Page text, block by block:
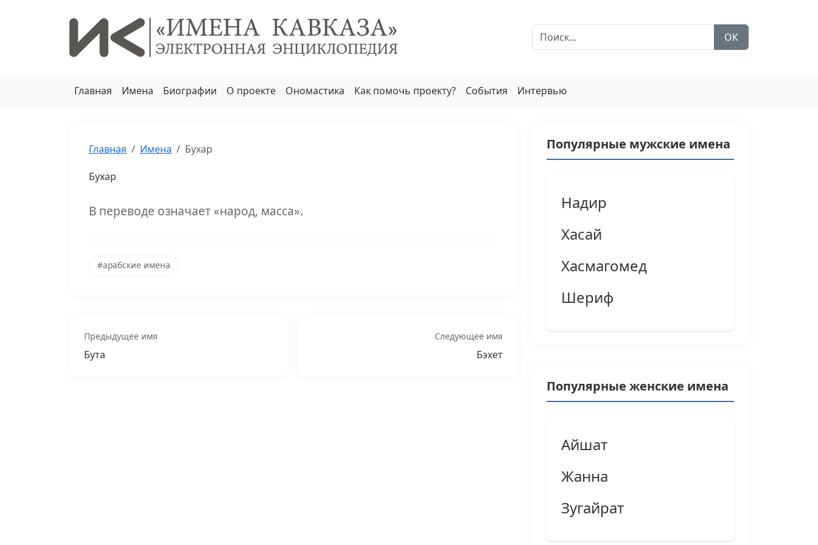
ОК
Главная Имена Биографии О проекте Ономастика Как помочь проекту? События Интервью
Главная Имена Бухар
Бухар
В переводе означает «народ, масса».
#арабские имена
Предыдущее имя
Бута
Следующее имя
Бэхет
Популярные мужские имена
Надир
Хасай
Хасмагомед
Шериф
Популярные женские имена
Айшат
Жанна
Зугайрат